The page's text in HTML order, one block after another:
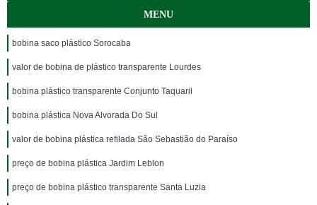
MENU
bobina saco plástico Sorocaba
valor de bobina de plástico transparente Lourdes
bobina plástico transparente Conjunto Taquaril
bobina plástica Nova Alvorada Do Sul
valor de bobina plástica refilada São Sebastião do Paraíso
preço de bobina plástica Jardim Leblon
preço de bobina plástico transparente Santa Luzia